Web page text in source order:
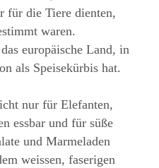
für die Tiere dienten,
waren.
europäische Land, in
als Speisekürbis hat.
nur für Elefanten,
essbar und für süße
und Marmeladen
weissen, faserigen